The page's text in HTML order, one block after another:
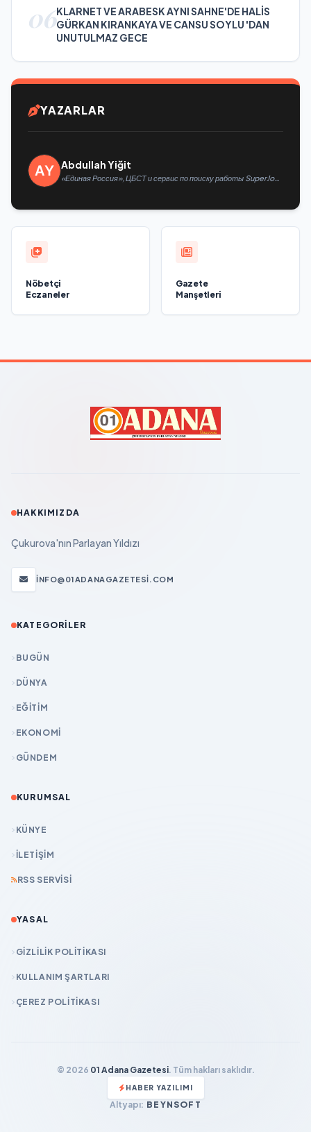
06KLARNET VE ARABESK AYNI SAHNE'DE HALİS
GÜRKAN KIRANKAYA VE CANSU SOYLU 'DAN
UNUTULMAZ GECE
YAZARLAR
Abdullah Yiğit
«Единая Россия», ЦБСТ и сервис по поиску работы SuperJob
Nöbetçi
Eczaneler
Gazete
Manşetleri
HAKKIMIZDA
Çukurova'nın Parlayan Yıldızı
INFO@01ADANAGAZETESI.COM
KATEGORILER
BUGÜN
DÜNYA
EĞİTİM
EKONOMİ
GÜNDEM
KURUMSAL
KÜNYE
İLETIŞIM
RSS SERVISI
YASAL
GIZLILIK POLITIKASI
KULLANIM ŞARTLARI
ÇEREZ POLITIKASI
© 2026 01 Adana Gazetesi. Tüm hakları saklıdır.
HABER YAZILIMI
Altyapı: BEYNSOFT